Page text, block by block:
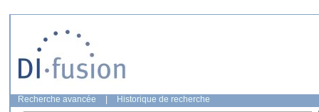
Recherche avancée Historique de recherche